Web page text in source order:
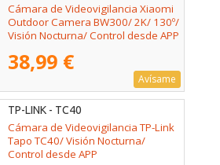
Cámara de Videovigilancia Xiaomi
Outdoor Camera BW300/ 2K/ 130º/
Visión Nocturna/ Control desde APP
38,99 €
Avísame
TP-LINK - TC40
Cámara de Videovigilancia TP-Link
Tapo TC40/ Visión Nocturna/
Control desde APP